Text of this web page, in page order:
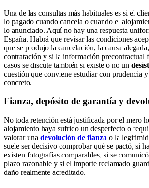
Una de las consultas más habituales es si el
lo pagado cuando cancela o cuando el
lo anunciado. Aquí no hay una respuesta
España. Habrá que revisar las condiciones
que se produjo la cancelación, la causa
contratación y si la información precontractual
casos se discute también si existe o no un
cuestión que conviene estudiar con prudencia
concreto.
Fianza, depósito de garantía y
No toda retención está justificada por el mero
alojamiento haya sufrido un desperfecto o
valorar una devolución de fianza o la
suele ser decisivo comprobar qué se pactó, si
existen fotografías comparables, si se
plazo razonable y si el importe reclamado
daño realmente acreditado.